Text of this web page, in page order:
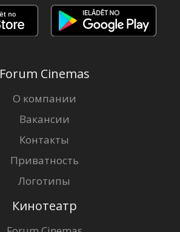
Forum Cinemas
О компании
Вакансии
Контакты
Приватность
Логотипы
Кинотеатр